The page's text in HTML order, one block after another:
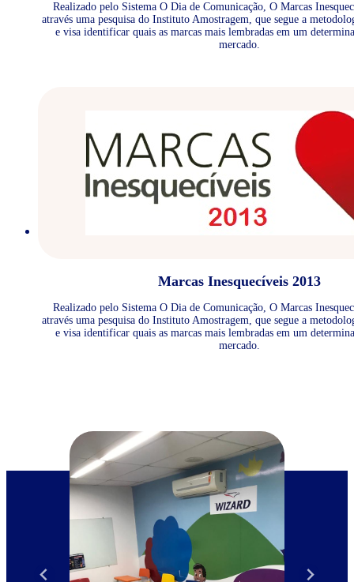
Realizado pelo Sistema O Dia de Comunicação, O Marcas
através uma pesquisa do Instituto Amostragem, que segue a
e visa identificar quais as marcas mais lembradas em um
mercado.
Marcas Inesquecíveis 2013
Realizado pelo Sistema O Dia de Comunicação, O Marcas
através uma pesquisa do Instituto Amostragem, que segue a
e visa identificar quais as marcas mais lembradas em um
mercado.